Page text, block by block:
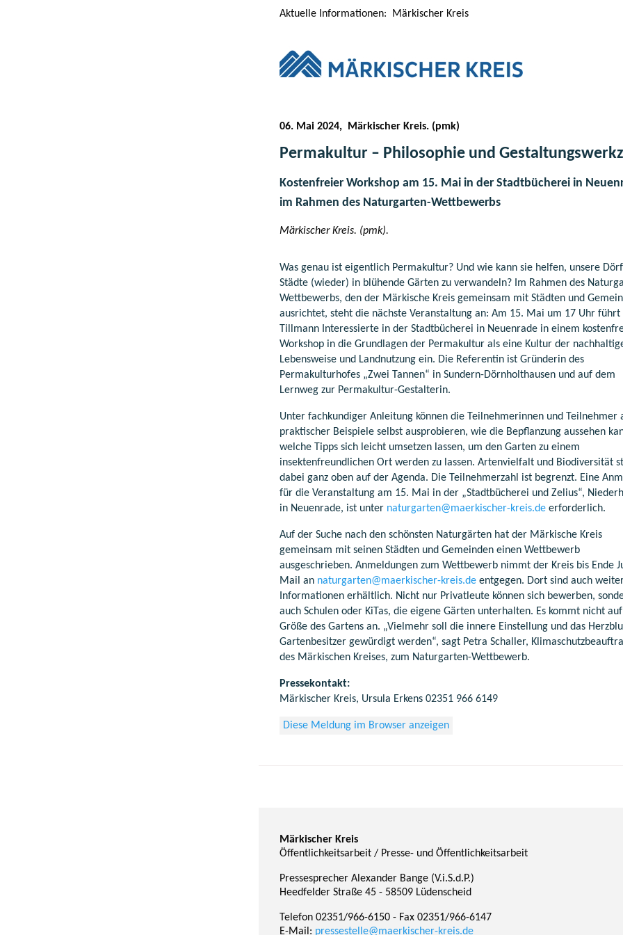
Aktuelle Informationen: Märkischer Kreis
06. Mai 2024, Märkischer Kreis. (pmk)
Permakultur – Philosophie und
Kostenfreier Workshop am 15. Mai in der Stadtbücherei in
im Rahmen des Naturgarten-Wettbewerbs
Märkischer Kreis. (pmk).
Was genau ist eigentlich Permakultur? Und wie kann sie helfen, unsere
Städte (wieder) in blühende Gärten zu verwandeln? Im Rahmen des
Wettbewerbs, den der Märkische Kreis gemeinsam mit Städten und
ausrichtet, steht die nächste Veranstaltung an: Am 15. Mai um 17 Uhr
Tillmann Interessierte in der Stadtbücherei in Neuenrade in einem
Workshop in die Grundlagen der Permakultur als eine Kultur der
Lebensweise und Landnutzung ein. Die Referentin ist Gründerin des
Permakulturhofes „Zwei Tannen“ in Sundern-Dörnholthausen und auf dem
Lernweg zur Permakultur-Gestalterin.
Unter fachkundiger Anleitung können die Teilnehmerinnen und Teilnehmer
praktischer Beispiele selbst ausprobieren, wie die Bepflanzung aussehen
welche Tipps sich leicht umsetzen lassen, um den Garten zu einem
insektenfreundlichen Ort werden zu lassen. Artenvielfalt und Biodiversität
dabei ganz oben auf der Agenda. Die Teilnehmerzahl ist begrenzt. Eine
für die Veranstaltung am 15. Mai in der „Stadtbücherei und Zelius“,
in Neuenrade, ist unter naturgarten@maerkischer-kreis.de erforderlich.
Auf der Suche nach den schönsten Naturgärten hat der Märkische Kreis
gemeinsam mit seinen Städten und Gemeinden einen Wettbewerb
ausgeschrieben. Anmeldungen zum Wettbewerb nimmt der Kreis bis Ende
Mail an naturgarten@maerkischer-kreis.de entgegen. Dort sind auch
Informationen erhältlich. Nicht nur Privatleute können sich bewerben,
auch Schulen oder KiTas, die eigene Gärten unterhalten. Es kommt nicht
Größe des Gartens an. „Vielmehr soll die innere Einstellung und das
Gartenbesitzer gewürdigt werden“, sagt Petra Schaller,
des Märkischen Kreises, zum Naturgarten-Wettbewerb.
Pressekontakt:
Märkischer Kreis, Ursula Erkens 02351 966 6149
Diese Meldung im Browser anzeigen
Märkischer Kreis
Öffentlichkeitsarbeit / Presse- und Öffentlichkeitsarbeit
Pressesprecher Alexander Bange (V.i.S.d.P.)
Heedfelder Straße 45 - 58509 Lüdenscheid
Telefon 02351/966-6150 - Fax 02351/966-6147
E-Mail: pressestelle@maerkischer-kreis.de